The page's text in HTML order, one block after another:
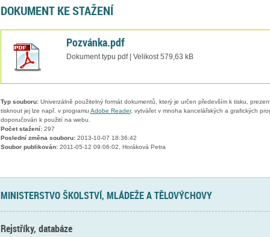
DOKUMENT KE STAŽENÍ
Pozvánka.pdf
Dokument typu pdf | Velikost 579,63 kB
Typ souboru:Univerzálně použitelný formát dokumentů, který je určen především k tisku,
tisknout jej lze např. v programu Adobe Reader, vytvářet v mnoha kancelářských a grafických
doporučován k použití na webu.
Počet stažení:297
Poslední změna souboru:2013-10-07 18:36:42
Soubor publikován:2011-05-12 09:06:02, Horáková Petra
MINISTERSTVO ŠKOLSTVÍ, MLÁDEŽE A TĚLOVÝCHOVY
Rejstříky, databáze